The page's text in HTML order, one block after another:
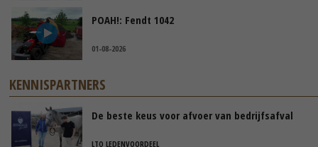
POAH!: Fendt 1042
01-08-2026
KENNISPARTNERS
De beste keus voor afvoer van bedrijfsafval
LTO LEDENVOORDEEL